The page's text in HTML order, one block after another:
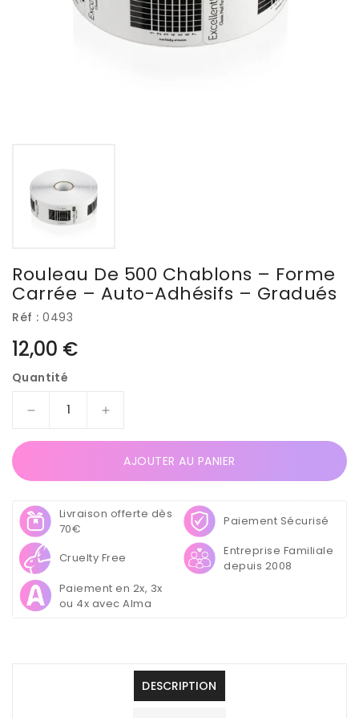
Rouleau De 500 Chablons – Forme
Carrée – Auto-Adhésifs – Gradués
Réf : 0493
Prix
habituel
12,00 €
Quantité
Réduire
Rouleau
de
500
Chablons
–
Forme
Carrée
–
Auto-
Augmenter
Rouleau
de
500
–
Carrée
–
Auto-
Gradués
AJOUTER AU PANIER
Livraison offerte dès
70€
Paiement Sécurisé
Cruelty Free
Entreprise Familiale
depuis 2008
Paiement en 2x, 3x
ou 4x avec Alma
DESCRIPTION